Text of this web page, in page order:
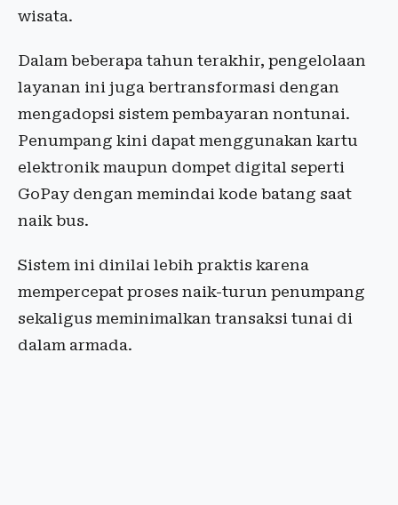
wisata.
Dalam beberapa tahun terakhir, pengelolaan
layanan ini juga bertransformasi dengan
mengadopsi sistem pembayaran nontunai.
Penumpang kini dapat menggunakan kartu
elektronik maupun dompet digital seperti
GoPay dengan memindai kode batang saat
naik bus.
Sistem ini dinilai lebih praktis karena
mempercepat proses naik-turun penumpang
sekaligus meminimalkan transaksi tunai di
dalam armada.